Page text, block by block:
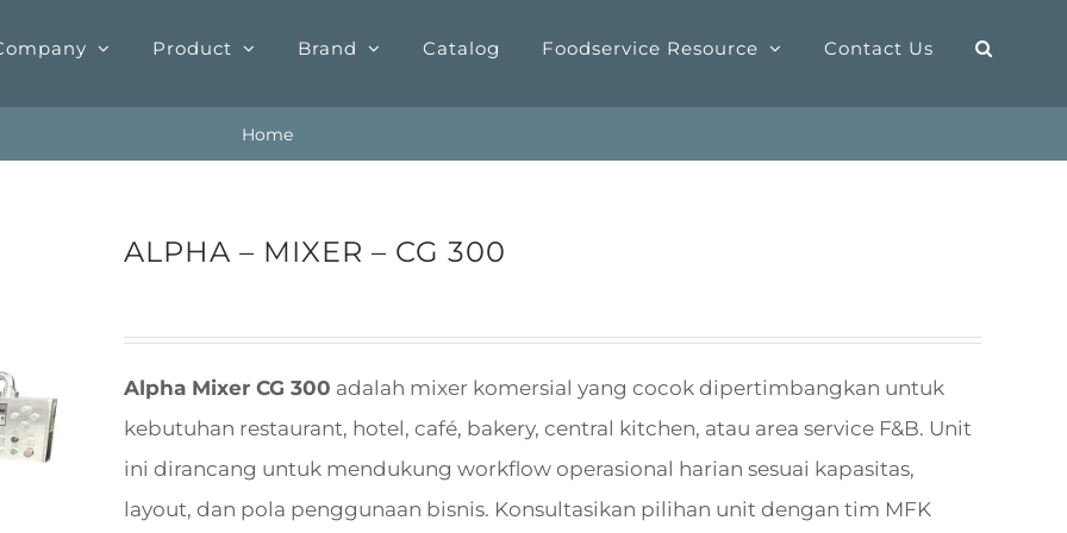
Product Brand Catalog Foodservice Resource Contact Us
Home
ALPHA – MIXER – CG 300
Alpha Mixer CG 300 adalah mixer komersial yang cocok dipertimbangkan untuk
kebutuhan restaurant, hotel, café, bakery, central kitchen, atau area service F&B. Unit
ini dirancang untuk mendukung workflow operasional harian sesuai kapasitas,
layout, dan pola penggunaan bisnis. Konsultasikan pilihan unit dengan tim MFK